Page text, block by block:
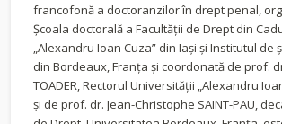
francofonă a doctoranzilor în drept penal,
Școala doctorală a Facultății de Drept din
„Alexandru Ioan Cuza” din Iași și Institutul de
din Bordeaux, Franța și coordonată de prof.
TOADER, Rectorul Universității „Alexandru
și de prof. dr. Jean-Christophe SAINT-PAU,